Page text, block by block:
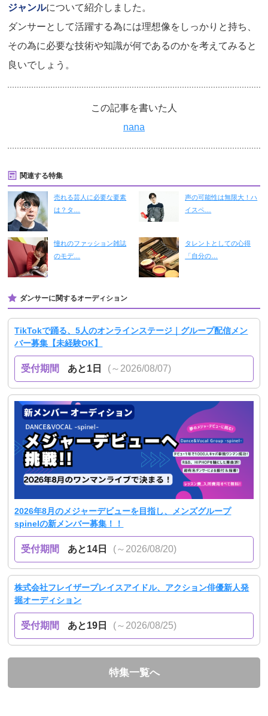
ジャンルについて紹介しました。
ダンサーとして活躍する為には理想像をしっかりと持ち、
その為に必要な技術や知識が何であるのかを考えてみると
良いでしょう。
この記事を書いた人
nana
関連する特集
売れる芸人に必要な要素
は？タ…
声の可能性は無限大！ハ
イスペ…
憧れのファッション雑誌
のモデ…
タレントとしての心得
「自分の…
ダンサーに関するオーディション
TikTokで踊る、5人のオンラインステージ｜グループ配信メン
バー募集【未経験OK】
受付期間 あと1日 (～2026/08/07)
2026年8月のメジャーデビューを目指し、メンズグループ
spinelの新メンバー募集！！
受付期間 あと14日 (～2026/08/20)
株式会社フレイザープレイスアイドル、アクション俳優新人発
掘オーディション
受付期間 あと19日 (～2026/08/25)
特集一覧へ